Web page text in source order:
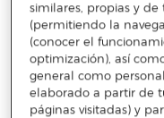
similares, propias y
(permitiendo la
(conocer el
optimización), así
general como
elaborado a partir de
páginas visitadas) y